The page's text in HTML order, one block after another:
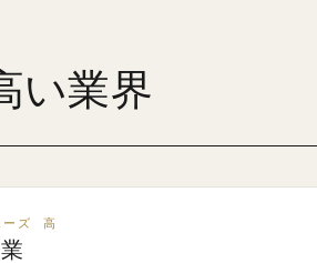
い業界
ーズ 高